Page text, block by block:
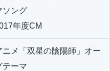
ソング
年度CM
ニメ「双星の陰陽師」オー
テーマ